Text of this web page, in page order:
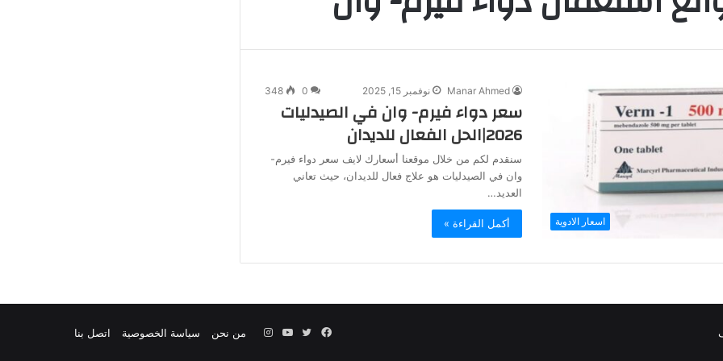
اسعار الادوية
Manar Ahmed نوفمبر 15, 2025 0
348
سعر دواء فيرم- وان في الصيدليات
2026|الحل الفعال للديدان
سنقدم لكم من خلال موقعنا أسعارك لايف سعر دواء فيرم-
وان في الصيدليات هو علاج فعال للديدان، حيث تعاني
العديد…
أكمل القراءة »
من نحن سياسة الخصوصية اتصل بنا فيسبوك
تويتريوتيوبانستقرام